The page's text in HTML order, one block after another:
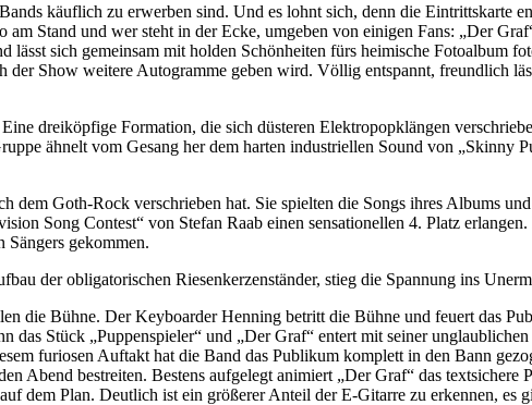
käuflich zu erwerben sind. Und es lohnt sich, denn die Eintrittskarte
Stand und wer steht in der Ecke, umgeben von einigen Fans: „Der
sich gemeinsam mit holden Schönheiten fürs heimische Fotoalbum
Show weitere Autogramme geben wird. Völlig entspannt, freundlich
dreiköpfige Formation, die sich düsteren Elektropopklängen
ähnelt vom Gesang her dem harten industriellen Sound von „Skinny
Goth-Rock verschrieben hat. Sie spielten die Songs ihres Albums
Song Contest“ von Stefan Raab einen sensationellen 4. Platz
Sängers gekommen.
der obligatorischen Riesenkerzenständer, stieg die Spannung ins
die Bühne. Der Keyboarder Henning betritt die Bühne und feuert das
Stück „Puppenspieler“ und „Der Graf“ entert mit seiner
furiosen Auftakt hat die Band das Publikum komplett in den Bann
Abend bestreiten. Bestens aufgelegt animiert „Der Graf“ das
dem Plan. Deutlich ist ein größerer Anteil der E-Gitarre zu erkennen, es